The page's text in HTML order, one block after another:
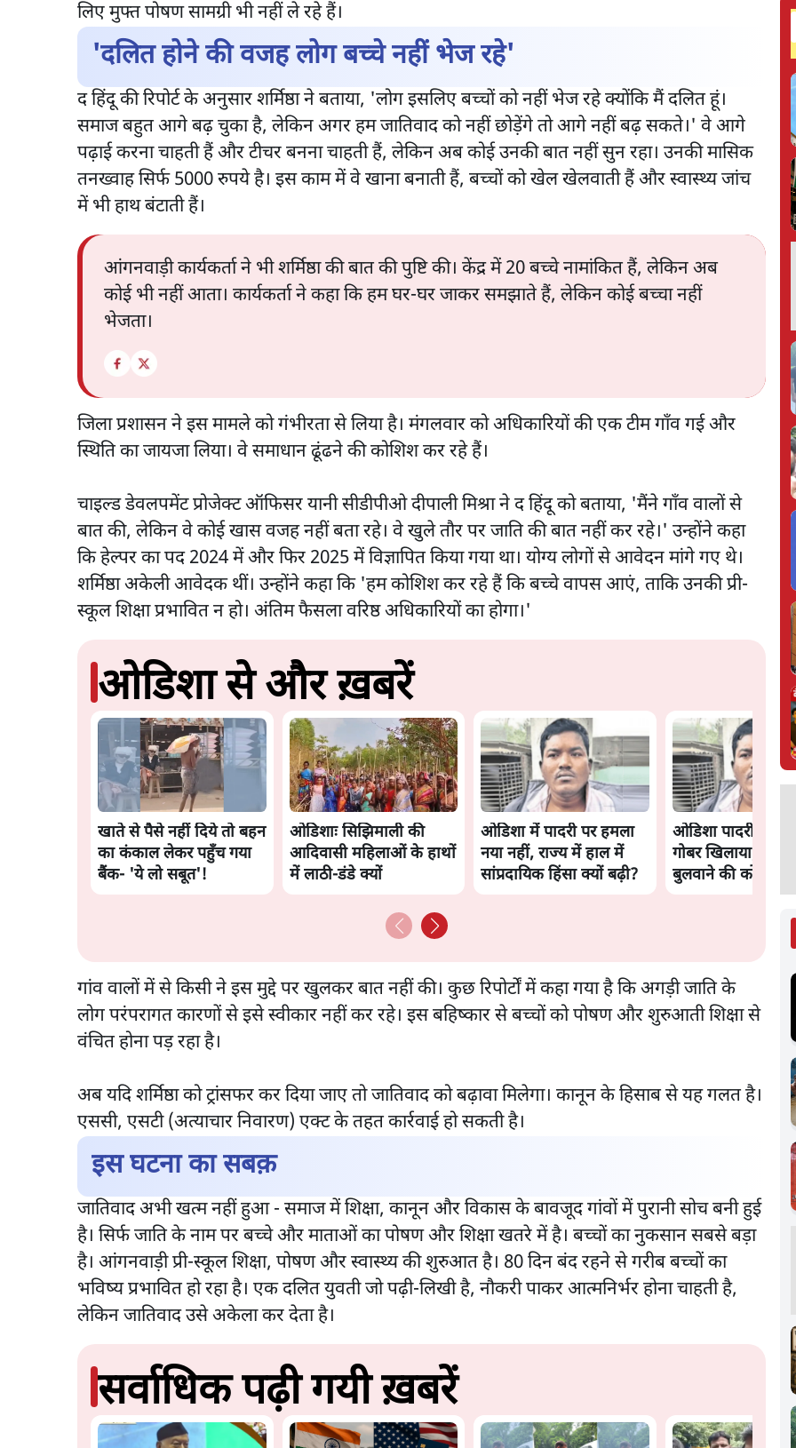
लिए मुफ्त पोषण सामग्री भी नहीं ले रहे हैं।
'दलित होने की वजह लोग बच्चे नहीं भेज रहे'
द हिंदू की रिपोर्ट के अनुसार शर्मिष्ठा ने बताया, 'लोग इसलिए बच्चों को नहीं भेज रहे क्योंकि मैं दलित हूं।
समाज बहुत आगे बढ़ चुका है, लेकिन अगर हम जातिवाद को नहीं छोड़ेंगे तो आगे नहीं बढ़ सकते।' वे आगे
पढ़ाई करना चाहती हैं और टीचर बनना चाहती हैं, लेकिन अब कोई उनकी बात नहीं सुन रहा। उनकी मासिक
तनख्वाह सिर्फ 5000 रुपये है। इस काम में वे खाना बनाती हैं, बच्चों को खेल खेलवाती हैं और स्वास्थ्य जांच
में भी हाथ बंटाती हैं।
आंगनवाड़ी कार्यकर्ता ने भी शर्मिष्ठा की बात की पुष्टि की। केंद्र में 20 बच्चे नामांकित हैं, लेकिन अब
कोई भी नहीं आता। कार्यकर्ता ने कहा कि हम घर-घर जाकर समझाते हैं, लेकिन कोई बच्चा नहीं
भेजता।
जिला प्रशासन ने इस मामले को गंभीरता से लिया है। मंगलवार को अधिकारियों की एक टीम गाँव गई और
स्थिति का जायजा लिया। वे समाधान ढूंढने की कोशिश कर रहे हैं।
चाइल्ड डेवलपमेंट प्रोजेक्ट ऑफिसर यानी सीडीपीओ दीपाली मिश्रा ने द हिंदू को बताया, 'मैंने गाँव वालों से
बात की, लेकिन वे कोई खास वजह नहीं बता रहे। वे खुले तौर पर जाति की बात नहीं कर रहे।' उन्होंने कहा
कि हेल्पर का पद 2024 में और फिर 2025 में विज्ञापित किया गया था। योग्य लोगों से आवेदन मांगे गए थे।
शर्मिष्ठा अकेली आवेदक थीं। उन्होंने कहा कि 'हम कोशिश कर रहे हैं कि बच्चे वापस आएं, ताकि उनकी प्री-
स्कूल शिक्षा प्रभावित न हो। अंतिम फैसला वरिष्ठ अधिकारियों का होगा।'
ओडिशा से और ख़बरें
खाते से पैसे नहीं दिये तो बहन
का कंकाल लेकर पहुँच गया
बैंक- 'ये लो सबूत'!
ओडिशाः सिझिमाली की
आदिवासी महिलाओं के हाथों
में लाठी-डंडे क्यों
ओडिशा में पादरी पर हमला
नया नहीं, राज्य में हाल में
सांप्रदायिक हिंसा क्यों बढ़ी?
ओडिशा पादरी को
गोबर खिलाया, 'जय
बुलवाने की कोशिश
गांव वालों में से किसी ने इस मुद्दे पर खुलकर बात नहीं की। कुछ रिपोर्टों में कहा गया है कि अगड़ी जाति के
लोग परंपरागत कारणों से इसे स्वीकार नहीं कर रहे। इस बहिष्कार से बच्चों को पोषण और शुरुआती शिक्षा से
वंचित होना पड़ रहा है।
अब यदि शर्मिष्ठा को ट्रांसफर कर दिया जाए तो जातिवाद को बढ़ावा मिलेगा। कानून के हिसाब से यह गलत है।
एससी, एसटी (अत्याचार निवारण) एक्ट के तहत कार्रवाई हो सकती है।
इस घटना का सबक़
जातिवाद अभी खत्म नहीं हुआ - समाज में शिक्षा, कानून और विकास के बावजूद गांवों में पुरानी सोच बनी हुई
है। सिर्फ जाति के नाम पर बच्चे और माताओं का पोषण और शिक्षा खतरे में है। बच्चों का नुकसान सबसे बड़ा
है। आंगनवाड़ी प्री-स्कूल शिक्षा, पोषण और स्वास्थ्य की शुरुआत है। 80 दिन बंद रहने से गरीब बच्चों का
भविष्य प्रभावित हो रहा है। एक दलित युवती जो पढ़ी-लिखी है, नौकरी पाकर आत्मनिर्भर होना चाहती है,
लेकिन जातिवाद उसे अकेला कर देता है।
सर्वाधिक पढ़ी गयी ख़बरें